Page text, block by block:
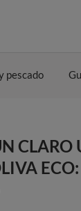
pescado
CLARO